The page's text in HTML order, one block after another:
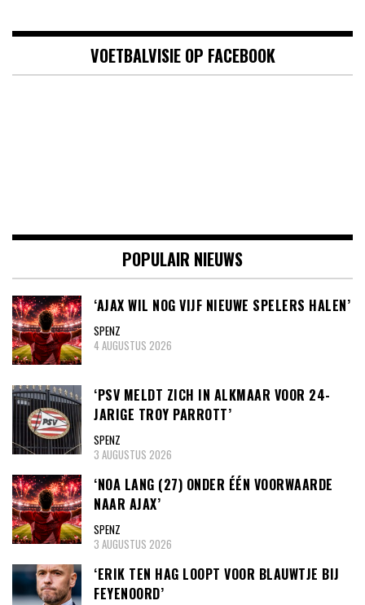
VOETBALVISIE OP FACEBOOK
POPULAIR NIEUWS
‘AJAX WIL NOG VIJF NIEUWE SPELERS HALEN’
SPENZ
4 AUGUSTUS 2026
‘PSV MELDT ZICH IN ALKMAAR VOOR 24-
JARIGE TROY PARROTT’
SPENZ
3 AUGUSTUS 2026
‘NOA LANG (27) ONDER ÉÉN VOORWAARDE
NAAR AJAX’
SPENZ
3 AUGUSTUS 2026
‘ERIK TEN HAG LOOPT VOOR BLAUWTJE BIJ
FEYENOORD’